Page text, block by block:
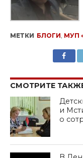
МЕТКИ БЛОГИ МУП
СМОТРИТЕ
и
о